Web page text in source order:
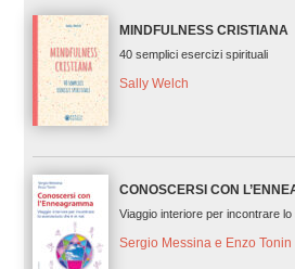
MINDFULNESS CRISTIANA
40 semplici esercizi spirituali
Sally Welch
CONOSCERSI CON
Viaggio interiore per incontrare
Sergio Messina e Enzo Tonin